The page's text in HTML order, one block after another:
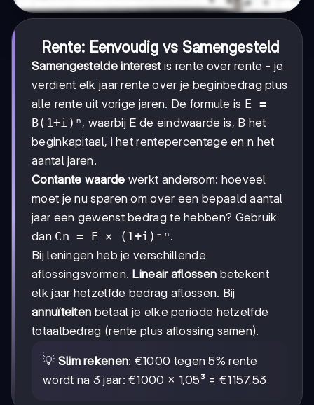
Rente: Eenvoudig vs Samengesteld
Samengestelde interestis rente over rente - je
verdient elk jaar rente over je beginbedrag plus
alle rente uit vorige jaren. De formule is E =
B(1+i)ⁿ, waarbij E de eindwaarde is, B het
beginkapitaal, i het rentepercentage en n het
aantal jaren.
Contante waarde werkt andersom: hoeveel
moet je nu sparen om over een bepaald aantal
jaar een gewenst bedrag te hebben? Gebruik
dan Cn = E × (1+i)⁻ⁿ.
Bij leningen heb je verschillende
aflossingsvormen. Lineair aflossen betekent
elk jaar hetzelfde bedrag aflossen. Bij
annuïteiten betaal je elke periode hetzelfde
totaalbedrag (rente plus aflossing samen).
💡 Slim rekenen: €1000 tegen 5% rente
wordt na 3 jaar: €1000 × 1,05³ = €1157,53